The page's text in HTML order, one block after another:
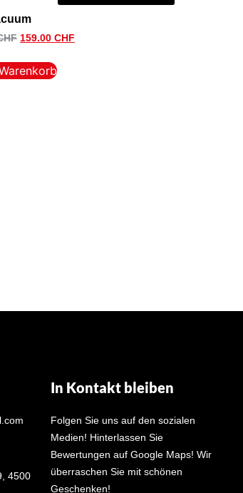
159.00 CHF
4500
In Kontakt bleiben
Folgen Sie uns auf den sozialen
Medien! Hinterlassen Sie
Bewertungen auf Google Maps! Wir
überraschen Sie mit schönen
Geschenken!